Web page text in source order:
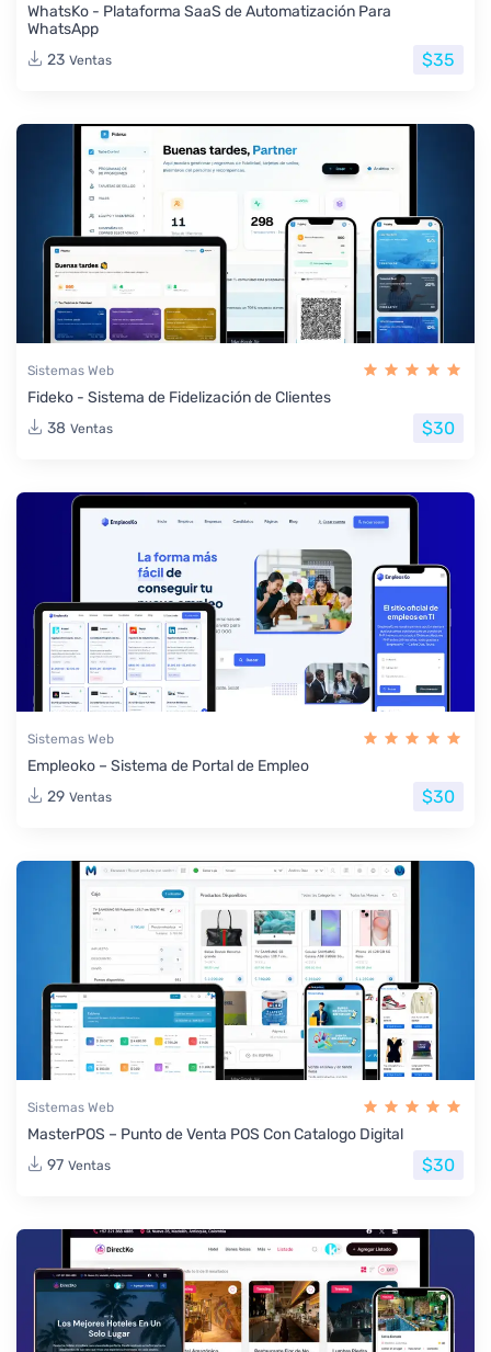
WhatsKo - Plataforma SaaS de Automatización Para
WhatsApp
23 Ventas $35
Sistemas Web
Fideko - Sistema de Fidelización de Clientes
38 Ventas $30
Sistemas Web
Empleoko – Sistema de Portal de Empleo
29 Ventas $30
Sistemas Web
MasterPOS – Punto de Venta POS Con Catalogo Digital
97 Ventas $30